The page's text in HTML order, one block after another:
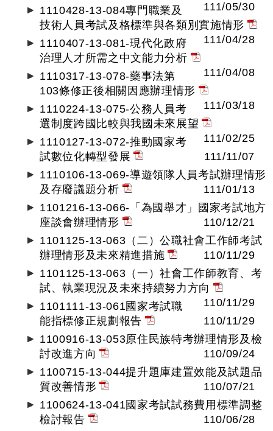
111/05/30
1110428-13-084專門職業及
技術人員考試及格標準與各類別實施情形
111/04/28
1110407-13-081-現代化政府
治理人才所需之中文能力分析
111/04/08
1110317-13-078-藥事法第
103條修正後相關因應辦理情形
111/03/18
1110224-13-075-公務人員考
選制度跨國比較與我國未來展望
111/02/25
1110127-13-072-推動國家考
試數位化轉型發展
111/11/07
1110106-13-069-導遊領隊人員考試辦理情形
及存廢議題分析
111/01/13
1101216-13-066-「為國舉才」國家考試地方
座談會辦理情形
110/12/21
1101125-13-063（二）公職社會工作師考試
辦理情形及未來精進措施
110/11/29
1101125-13-063（一）社會工作師教育、考
試、執業現況及未來持續努力方向
110/11/29
1101111-13-061國家考試職
能指標修正規劃報告
110/11/29
1100916-13-053原住民族特考辦理情形及檢
討改進方向
110/09/24
1100715-13-044提升題庫建置效能及試題品
質改善情形
110/07/21
1100624-13-041國家考試試務費用標準調整
檢討報告
110/06/28